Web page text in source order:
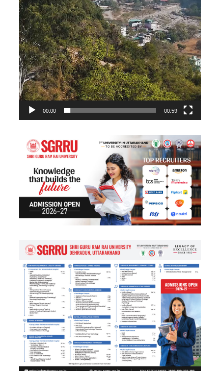
00:00 00:59